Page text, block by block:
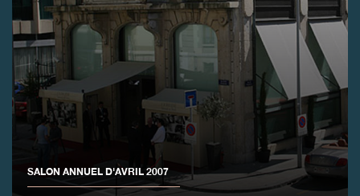
SALON ANNUEL D'AVRIL 2007
FAUX